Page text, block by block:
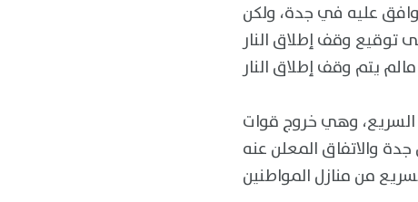
عليه في جدة، ولكن
وقف إطلاق النار
وهي خروج قوات
والاتفاق المعلن عنه